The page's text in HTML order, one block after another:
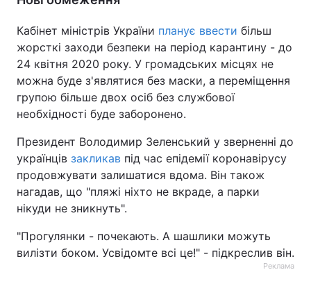
Кабінет міністрів України планує ввести більш
жорсткі заходи безпеки на період карантину - до
24 квітня 2020 року. У громадських місцях не
можна буде з'являтися без маски, а переміщення
групою більше двох осіб без службової
необхідності буде заборонено.
Президент Володимир Зеленський у зверненні до
українців закликав під час епідемії коронавірусу
продовжувати залишатися вдома. Він також
нагадав, що "пляжі ніхто не вкраде, а парки
нікуди не зникнуть".
"Прогулянки - почекають. А шашлики можуть
вилізти боком. Усвідомте всі це!" - підкреслив він.
Реклама